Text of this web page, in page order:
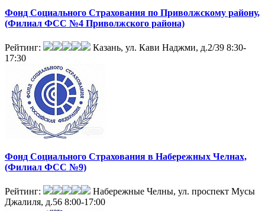
Фонд Социального Страхования по Приволжскому району,
(Филиал ФСС №4 Приволжского района)
Рейтинг: Казань, ул. Кави Наджми, д.2/39 8:30-
17:30
Фонд Социального Страхования в Набережных Челнах,
(Филиал ФСС №9)
Рейтинг:
Набережные Челны, ул. проспект Мусы
Джалиля, д.56 8:00-17:00